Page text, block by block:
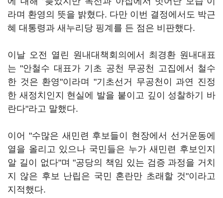
라며 환영의 뜻을 밝혔다. 다만 이번 결정에서도 박근
혜 대통령과 새누리당 핑계를 든 점은 비판했다.
이날 오전 열린 원내대책회의에서 최경환 원내대표
는 "안철수 대표가 기초 공천 무공천 고집에서 철수
한 것은 환영"이라며 "기초선거 무공천이 과연 진정
한 새정치인지 현실에 발을 붙이고 깊이 성찰하기 바
란다"라고 말했다.
이어 "수많은 새민련 후보들이 현장에서 선거운동에
열을 올리고 있으나 국민들은 누가 새민련 후보인지
알 길이 없다"며 "공당의 책임 있는 검증 과정을 거치
지 않은 후보 난립은 국민 혼란만 초래할 것"이라고
지적했다.